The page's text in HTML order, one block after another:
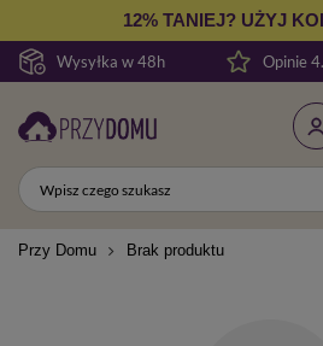
Wysyłka w 48h
12% TANIEJ? UŻYJ
Opinie
Przy Domu Brak produktu